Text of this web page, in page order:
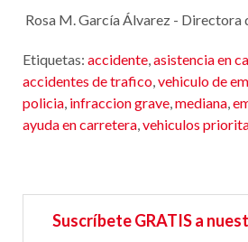
Rosa M. García Álvarez - Directora
Etiquetas: accidente,asistencia en
accidentes de trafico,vehiculo de
policia, infraccion grave,mediana,
ayuda en carretera,vehiculos
Suscríbete GRATIS a